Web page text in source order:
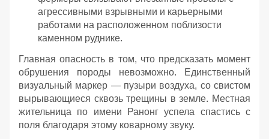
агрессивными взрывными и карьерными
работами на расположенном поблизости
каменном руднике.
Главная опасность в том, что предсказать момент
обрушения породы невозможно. Единственный
визуальный маркер — пузыри воздуха, со свистом
вырывающиеся сквозь трещины в земле. Местная
жительница по имени Ранонг успела спастись с
поля благодаря этому коварному звуку.